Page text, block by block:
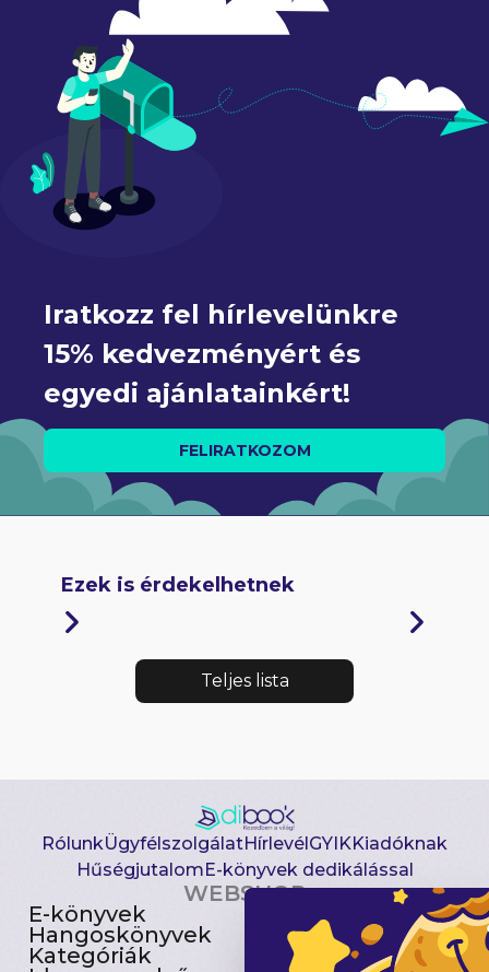
Iratkozz fel hírlevelünkre
15% kedvezményért és
egyedi ajánlatainkért!
FELIRATKOZOM
Ezek is érdekelhetnek
Teljes lista
RólunkÜgyfélszolgálatHírlevél GYIKKiadóknak
Hűségjutalom E-könyvek dedikálással
WEBSHOP
E-könyvek
Hangoskönyvek
Kategóriák
Csomagajánlatok
Akciósak
Előjegyezhetők